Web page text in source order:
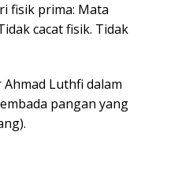
fisik prima: Mata
cacat fisik. Tidak
Luthfi dalam
pangan yang